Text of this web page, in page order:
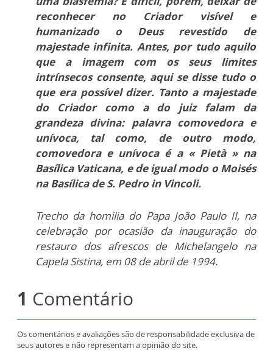
reconhecer no Criador visível e
humanizado o Deus revestido de
majestade infinita. Antes, por tudo aquilo
que a imagem com os seus limites
intrínsecos consente, aqui se disse tudo o
que era possível dizer. Tanto a majestade
do Criador como a do juiz falam da
grandeza divina: palavra comovedora e
unívoca, tal como, de outro modo,
comovedora e unívoca é a « Pietà » na
Basílica Vaticana, e de igual modo o Moisés
na Basílica de S. Pedro in Vincoli.
Trecho da homilia do Papa João Paulo II, na
celebração por ocasião da inauguração do
restauro dos afrescos de Michelangelo na
Capela Sistina, em 08 de abril de 1994.
1 Comentário
Os comentários e avaliações são de responsabilidade exclusiva de
seus autores e não representam a opinião do site.